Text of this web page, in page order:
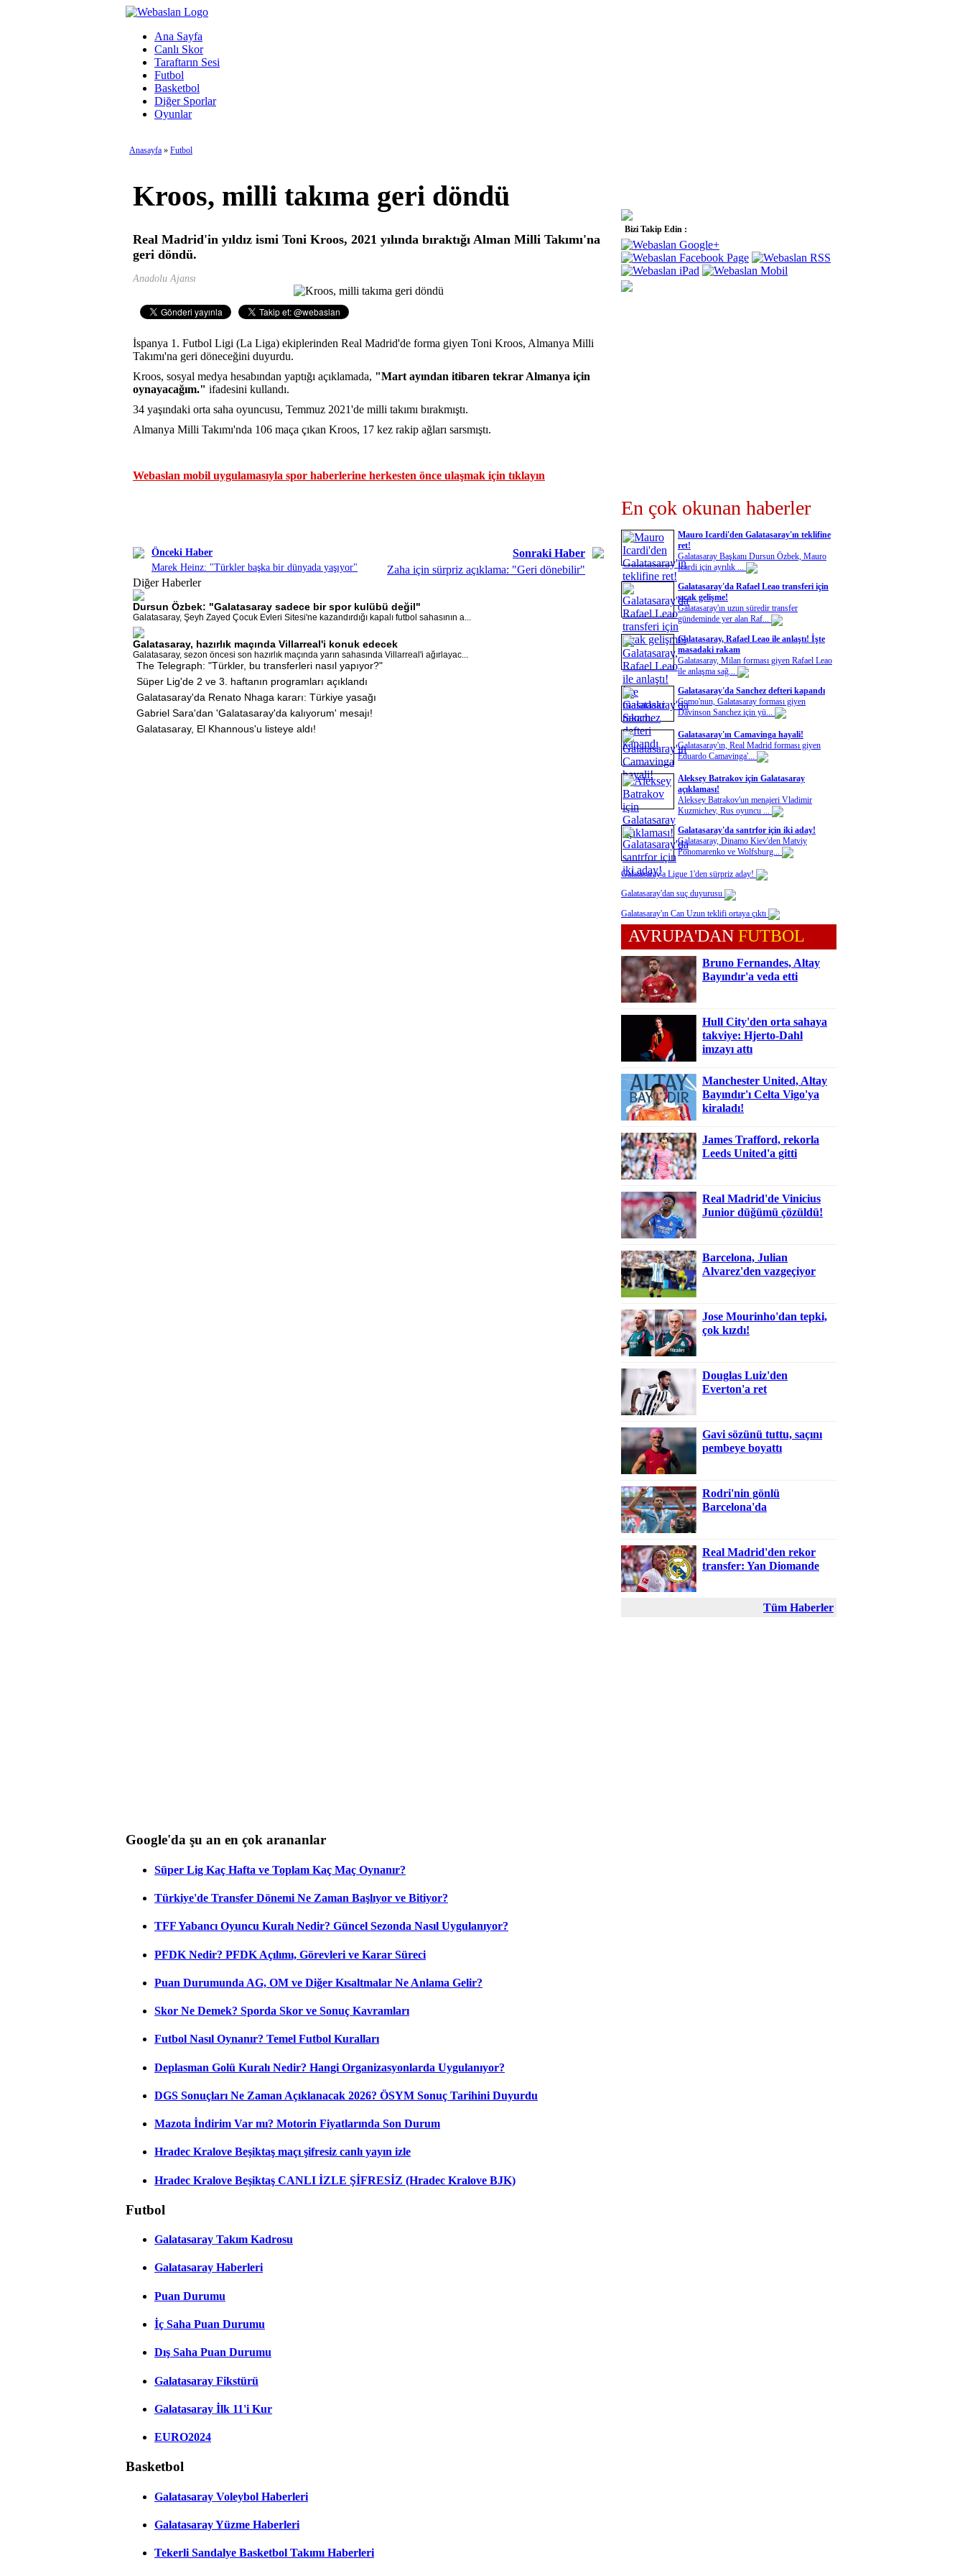
Ana Sayfa
Canlı Skor
Taraftarın Sesi
Futbol
Basketbol
Diğer Sporlar
Oyunlar
Anasayfa » Futbol
Kroos, milli takıma geri döndü
Real Madrid'in yıldız ismi Toni Kroos, 2021 yılında bıraktığı Alman Milli Takımı'na
geri döndü.
Anadolu Ajansı
İspanya 1. Futbol Ligi (La Liga) ekiplerinden Real Madrid'de forma giyen Toni Kroos, Almanya Milli
Takımı'na geri döneceğini duyurdu.
Kroos, sosyal medya hesabından yaptığı açıklamada, "Mart ayından itibaren tekrar Almanya için
oynayacağım." ifadesini kullandı.
34 yaşındaki orta saha oyuncusu, Temmuz 2021'de milli takımı bırakmıştı.
Almanya Milli Takımı'nda 106 maça çıkan Kroos, 17 kez rakip ağları sarsmıştı.
Webaslan mobil uygulamasıyla spor haberlerine herkesten önce ulaşmak için tıklayın
Önceki Haber
Marek Heinz: "Türkler başka bir dünyada yaşıyor"
Sonraki Haber
Zaha için sürpriz açıklama: "Geri dönebilir"
Diğer Haberler
Dursun Özbek: "Galatasaray sadece bir spor kulübü değil"
Galatasaray, Şeyh Zayed Çocuk Evleri Sitesi'ne kazandırdığı kapalı futbol sahasının a...
Galatasaray, hazırlık maçında Villarreal'i konuk edecek
Galatasaray, sezon öncesi son hazırlık maçında yarın sahasında Villarreal'i ağırlayac...
The Telegraph: "Türkler, bu transferleri nasıl yapıyor?"
Süper Lig'de 2 ve 3. haftanın programları açıklandı
Galatasaray'da Renato Nhaga kararı: Türkiye yasağı
Gabriel Sara'dan 'Galatasaray'da kalıyorum' mesajı!
Galatasaray, El Khannous'u listeye aldı!
Bizi Takip Edin :
En çok okunan haberler
Mauro Icardi'den Galatasaray'ın teklifine
ret!
Galatasaray Başkanı Dursun Özbek, Mauro
Icardi için ayrılık ...
Galatasaray'da Rafael Leao transferi için
sıcak gelişme!
Galatasaray'ın uzun süredir transfer
gündeminde yer alan Raf...
Galatasaray, Rafael Leao ile anlaştı! İşte
masadaki rakam
Galatasaray, Milan forması giyen Rafael Leao
ile anlaşma sağ...
Galatasaray'da Sanchez defteri kapandı
Como'nun, Galatasaray forması giyen
Davinson Sanchez için yü...
Galatasaray'ın Camavinga hayali!
Galatasaray'ın, Real Madrid forması giyen
Eduardo Camavinga'...
Aleksey Batrakov için Galatasaray
açıklaması!
Aleksey Batrakov'un menajeri Vladimir
Kuzmichev, Rus oyuncu ...
Galatasaray'da santrfor için iki aday!
Galatasaray, Dinamo Kiev'den Matviy
Ponomarenko ve Wolfsburg...
Galatasaray'a Ligue 1'den sürpriz aday!
Galatasaray'dan suç duyurusu
Galatasaray'ın Can Uzun teklifi ortaya çıktı
AVRUPA'DAN FUTBOL
Bruno Fernandes, Altay
Bayındır'a veda etti
Hull City'den orta sahaya
takviye: Hjerto-Dahl
imzayı attı
Manchester United, Altay
Bayındır'ı Celta Vigo'ya
kiraladı!
James Trafford, rekorla
Leeds United'a gitti
Real Madrid'de Vinicius
Junior düğümü çözüldü!
Barcelona, Julian
Alvarez'den vazgeçiyor
Jose Mourinho'dan tepki,
çok kızdı!
Douglas Luiz'den
Everton'a ret
Gavi sözünü tuttu, saçını
pembeye boyattı
Rodri'nin gönlü
Barcelona'da
Real Madrid'den rekor
transfer: Yan Diomande
Tüm Haberler
Google'da şu an en çok arananlar
Süper Lig Kaç Hafta ve Toplam Kaç Maç Oynanır?
Türkiye'de Transfer Dönemi Ne Zaman Başlıyor ve Bitiyor?
TFF Yabancı Oyuncu Kuralı Nedir? Güncel Sezonda Nasıl Uygulanıyor?
PFDK Nedir? PFDK Açılımı, Görevleri ve Karar Süreci
Puan Durumunda AG, OM ve Diğer Kısaltmalar Ne Anlama Gelir?
Skor Ne Demek? Sporda Skor ve Sonuç Kavramları
Futbol Nasıl Oynanır? Temel Futbol Kuralları
Deplasman Golü Kuralı Nedir? Hangi Organizasyonlarda Uygulanıyor?
DGS Sonuçları Ne Zaman Açıklanacak 2026? ÖSYM Sonuç Tarihini Duyurdu
Mazota İndirim Var mı? Motorin Fiyatlarında Son Durum
Hradec Kralove Beşiktaş maçı şifresiz canlı yayın izle
Hradec Kralove Beşiktaş CANLI İZLE ŞİFRESİZ (Hradec Kralove BJK)
Futbol
Galatasaray Takım Kadrosu
Galatasaray Haberleri
Puan Durumu
İç Saha Puan Durumu
Dış Saha Puan Durumu
Galatasaray Fikstürü
Galatasaray İlk 11'i Kur
EURO2024
Basketbol
Galatasaray Voleybol Haberleri
Galatasaray Yüzme Haberleri
Tekerli Sandalye Basketbol Takımı Haberleri